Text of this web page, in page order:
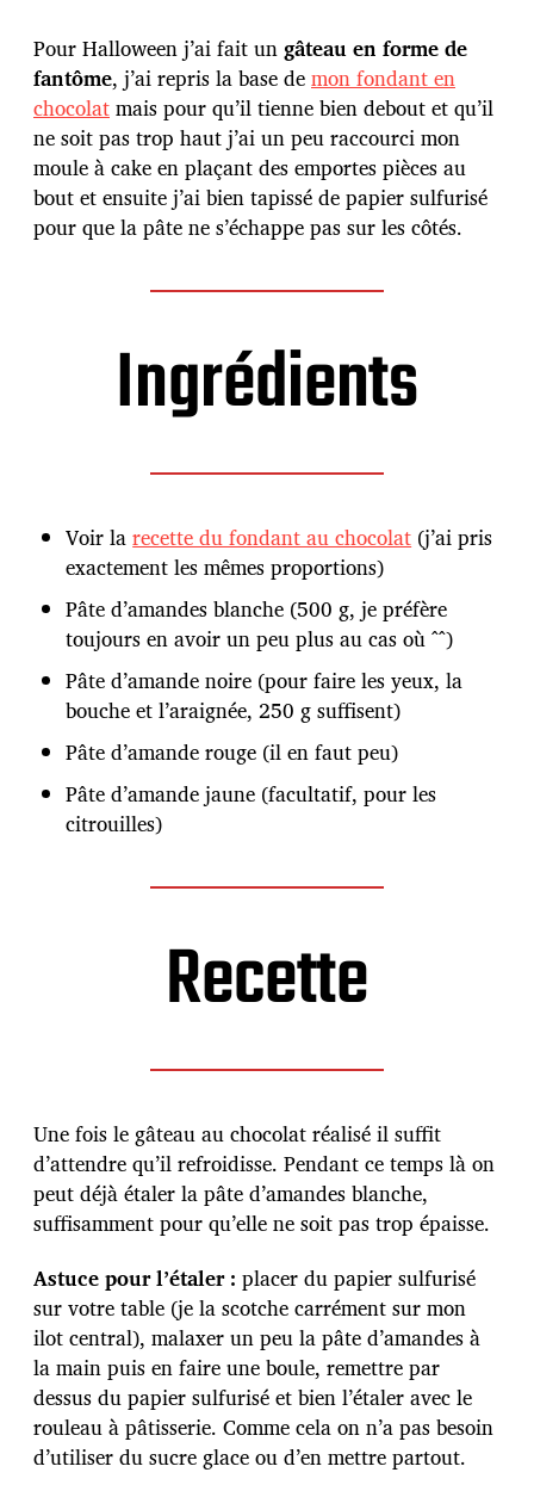
e
p
u
b
l
i
c
a
t
Pour Halloween j’ai fait ungâteau en forme de
fantôme, j’ai repris la base demon fondant en
chocolatmais pour qu’il tienne bien debout et qu’il
ne soit pas trop haut j’ai un peu raccourci mon
moule à cake en plaçant des emportes pièces au
bout et ensuite j’ai bien tapissé de papier sulfurisé
pour que la pâte ne s’échappe pas sur les côtés.
Ingrédients
Voir larecette du fondant au chocolat (j’ai pris
exactement les mêmes proportions)
Pâte d’amandes blanche (500 g, je préfère
toujours en avoir un peu plus au cas où ^^)
Pâte d’amande noire (pour faire les yeux, la
bouche et l’araignée, 250 g suffisent)
Pâte d’amande rouge (il en faut peu)
Pâte d’amande jaune (facultatif, pour les
citrouilles)
Recette
Une fois le gâteau au chocolat réalisé il suffit
d’attendre qu’il refroidisse. Pendant ce temps là on
peut déjà étaler la pâte d’amandes blanche,
suffisamment pour qu’elle ne soit pas trop épaisse.
Astuce pour l’étaler : placer du papier sulfurisé
sur votre table (je la scotche carrément sur mon
ilot central), malaxer un peu la pâte d’amandes à
la main puis en faire une boule, remettre par
dessus du papier sulfurisé et bien l’étaler avec le
rouleau à pâtisserie. Comme cela on n’a pas besoin
d’utiliser du sucre glace ou d’en mettre partout.